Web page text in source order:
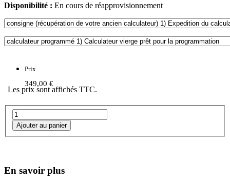
Disponibilité : En cours de réapprovisionnement
Prix
349,00 €
Les prix sont affichés TTC.
En savoir plus